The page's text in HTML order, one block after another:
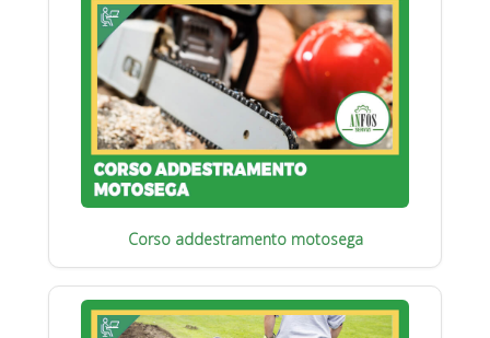
Corso addestramento motosega